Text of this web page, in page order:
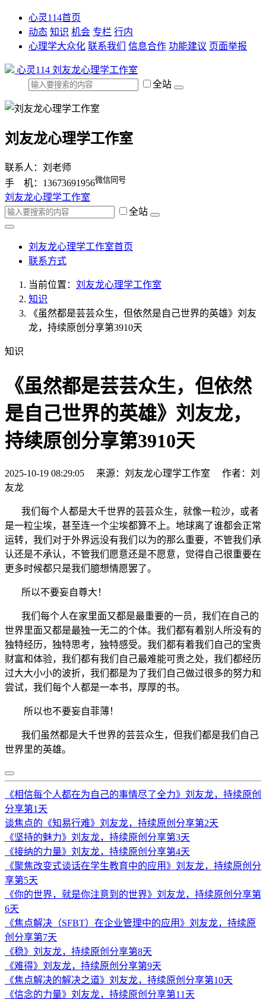
心灵114首页
动态 知识 机会 专栏 行内
心理学大众化 联系我们 信息合作 功能建议 页面举报
心灵114 刘友龙心理学工作室
全站
刘友龙心理学工作室
联系人：刘老师
手 机：13673691956微信同号
刘友龙心理学工作室
全站
刘友龙心理学工作室首页
联系方式
当前位置： 刘友龙心理学工作室
知识
《虽然都是芸芸众生，但依然是自己世界的英雄》刘友
龙，持续原创分享第3910天
知识
《虽然都是芸芸众生，但依然
是自己世界的英雄》刘友龙，
持续原创分享第3910天
2025-10-19 08:29:05 来源：刘友龙心理学工作室 作者：刘
友龙
我们每个人都是大千世界的芸芸众生，就像一粒沙，或者
是一粒尘埃，甚至连一个尘埃都算不上。地球离了谁都会正常
运转，我们对于外界远没有我们以为的那么重要，不管我们承
认还是不承认，不管我们愿意还是不愿意，觉得自己很重要在
更多时候都只是我们臆想情愿罢了。
所以不要妄自尊大！
我们每个人在家里面又都是最重要的一员，我们在自己的
世界里面又都是最独一无二的个体。我们都有着别人所没有的
独特经历，独特思考，独特感受。我们都有着我们自己的宝贵
财富和体验，我们都有我们自己最难能可贵之处，我们都经历
过大大小小的波折，我们都是为了我们自己做过很多的努力和
尝试，我们每个人都是一本书，厚厚的书。
所以也不要妄自菲薄！
我们虽然都是大千世界的芸芸众生，但我们都是我们自己
世界里的英雄。
《相信每个人都在为自己的事情尽了全力》刘友龙，持续原创
分享第1天
谈焦点的《知易行难》刘友龙，持续原创分享第2天
《坚持的魅力》刘友龙，持续原创分享第3天
《接纳的力量》刘友龙，持续原创分享第4天
《聚焦改变式谈话在学生教育中的应用》刘友龙，持续原创分
享第5天
《你的世界，就是你注意到的世界》刘友龙，持续原创分享第
6天
《焦点解决（SFBT）在企业管理中的应用》刘友龙，持续原
创分享第7天
《稳》刘友龙，持续原创分享第8天
《难得》刘友龙，持续原创分享第9天
《焦点解决的解决之道》刘友龙，持续原创分享第10天
《信念的力量》刘友龙，持续原创分享第11天